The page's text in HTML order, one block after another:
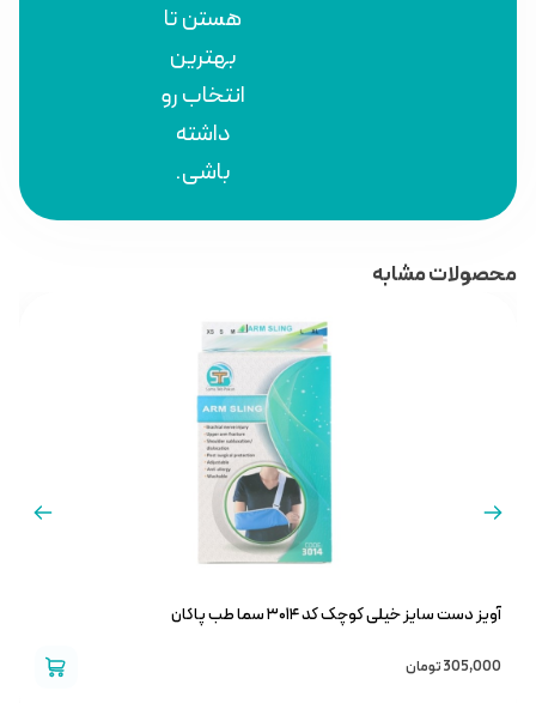
هستن تا
بهترین
انتخاب رو
داشته
باشی.
محصولات مشابه
آویز دست سایز خیلی کوچک کد ۳۰۱۴ سما طب پاکان
305,000تومان